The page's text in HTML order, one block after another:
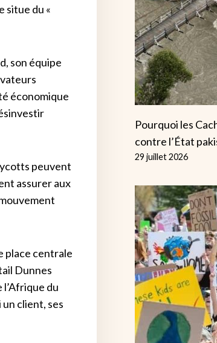
situe du «
son équipe
économique
peuvent
assurer aux
place centrale
Dunnes
du
un client, ses
Pourquoi les
contre l’État
29 juillet 2026